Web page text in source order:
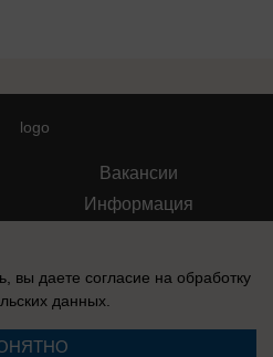
Вакансии
Информация
информационных технологий и
вы даете согласие на обработку
данных.